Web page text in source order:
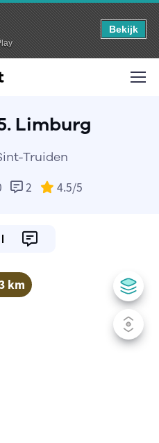
Bekijk
Limburg
Truiden
2 4.5/5
km